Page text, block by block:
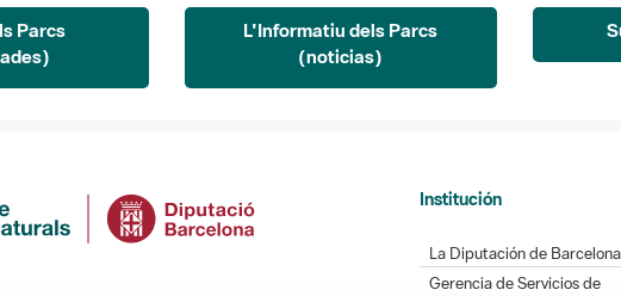
Parcs
L'Informatiu dels Parcs
(noticias)
Institución
La Diputación de Barcelona
Gerencia de Servicios de